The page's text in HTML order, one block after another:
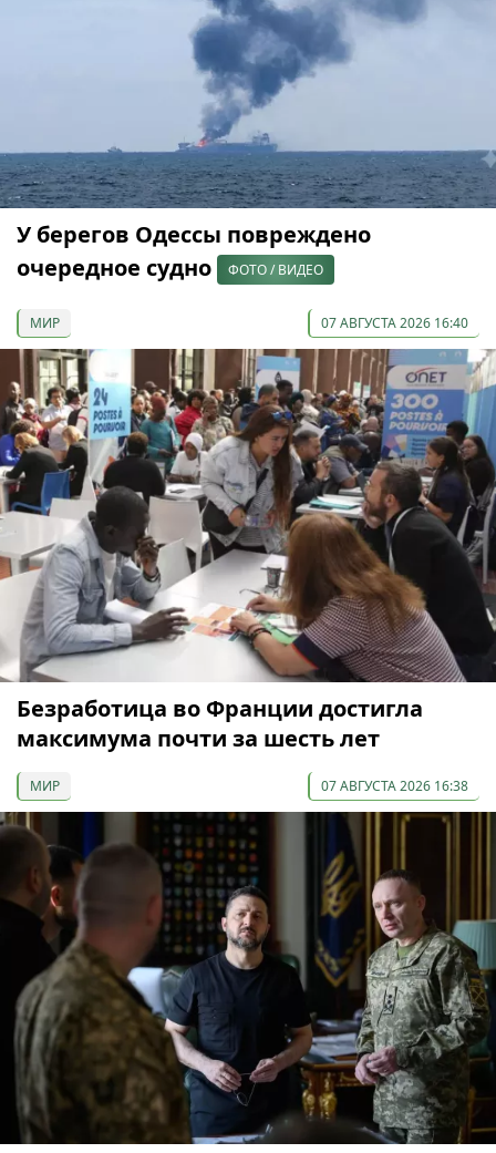
У берегов Одессы повреждено
очередное судно
ФОТО / ВИДЕО
МИР 07 АВГУСТА 2026 16:40
Безработица во Франции достигла
максимума почти за шесть лет
МИР 07 АВГУСТА 2026 16:38